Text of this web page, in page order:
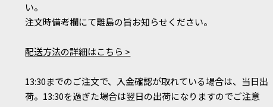
い。
注文時備考欄にて離島の旨お知らせください。
配送方法の詳細はこちら >
13:30までのご注文で、入金確認が取れている場合は、当日出
荷。13:30を過ぎた場合は翌日の出荷になりますのでご注意